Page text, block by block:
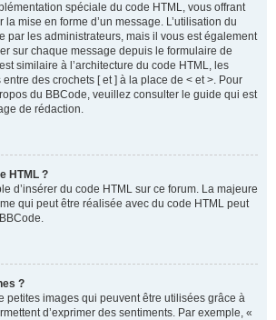
spéciale du code HTML, vous offrant
mise en forme d’un message. L’utilisation du
par les administrateurs, mais il vous est également
sur chaque message depuis le formulaire de
similaire à l’architecture du code HTML, les
des crochets [ et ] à la place de < et >. Pour
du BBCode, veuillez consulter le guide qui est
de rédaction.
HTML ?
d’insérer du code HTML sur ce forum. La majeure
qui peut être réalisée avec du code HTML peut
?
petites images qui peuvent être utilisées grâce à
d’exprimer des sentiments. Par exemple, «